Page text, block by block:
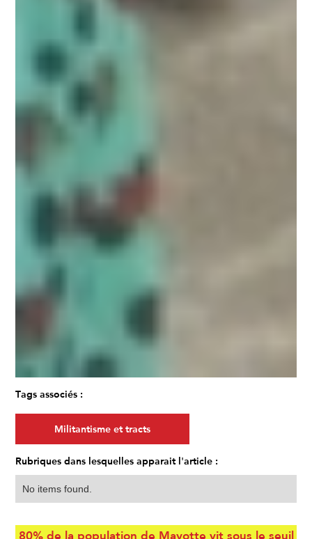
Tags associés :
Militantisme et tracts
Rubriques dans lesquelles apparait l'article :
No items found.
80% de la population de Mayotte vit sous le seuil